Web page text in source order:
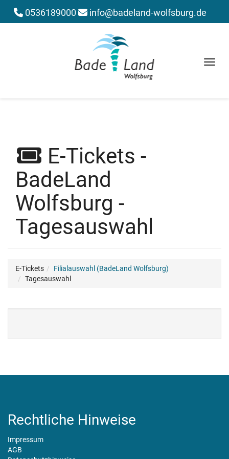
0536189000 info@badeland-wolfsburg.de
Menü
E-Tickets -
BadeLand
Wolfsburg -
Tagesauswahl
E-Tickets
Filialauswahl (BadeLand Wolfsburg)
Tagesauswahl
Rechtliche Hinweise
Impressum
AGB